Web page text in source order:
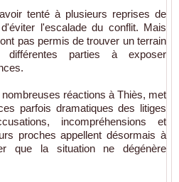
tenté à plusieurs reprises de
l'escalade du conflit. Mais
pas permis de trouver un terrain
différentes parties à exposer
réactions à Thiès, met
parfois dramatiques des litiges
incompréhensions et
proches appellent désormais à
que la situation ne dégénère